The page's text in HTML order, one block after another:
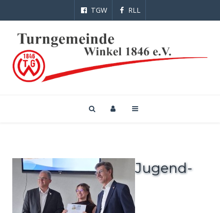
TGW RLL
Jugend-